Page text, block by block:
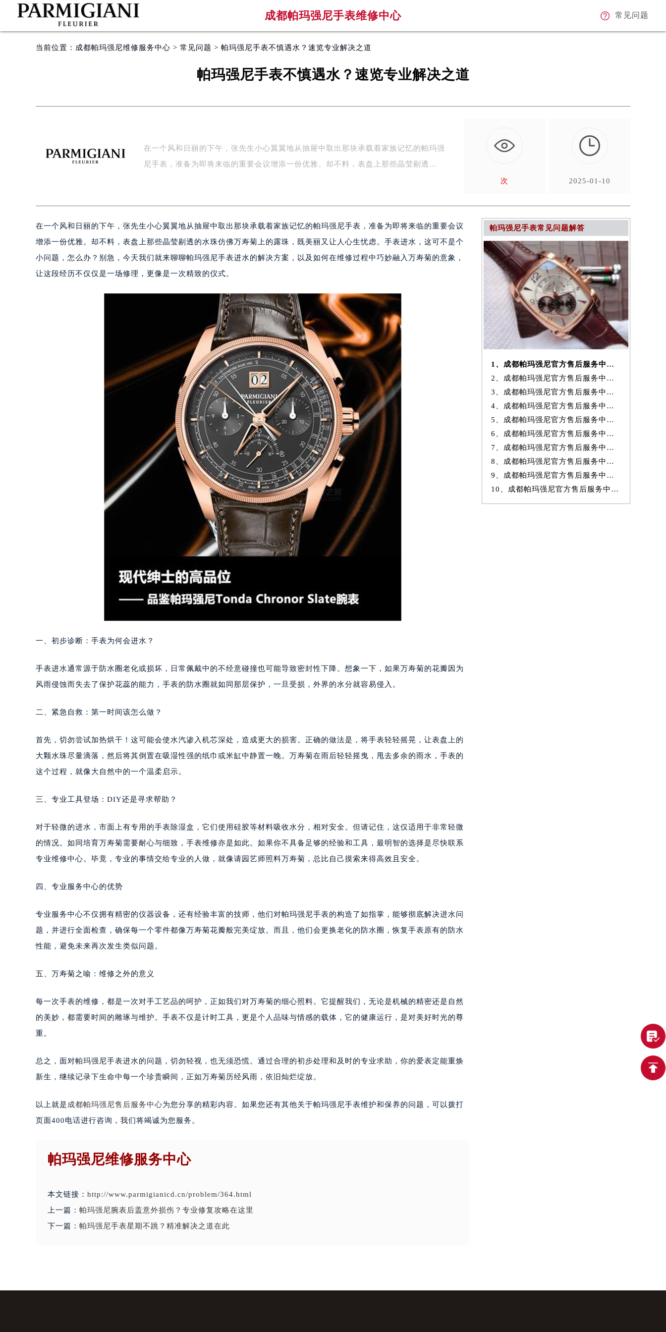
成都帕玛强尼手表维修中心 常见问题
当前位置： 成都帕玛强尼维修服务中心 > 常见问题 > 帕玛强尼手表不慎遇水？速览专业解决之道
帕玛强尼手表不慎遇水？速览专业解决之道
在一个风和日丽的下午，张先生小心翼翼地从抽屉中取出那块承载着家族记忆的帕玛强
尼手表，准备为即将来临的重要会议增添一份优雅。却不料，表盘上那些晶莹剔透…
次 2025-01-10
在一个风和日丽的下午，张先生小心翼翼地从抽屉中取出那块承载着家族记忆的帕玛强尼手表，准备为即将来临的重要会议
增添一份优雅。却不料，表盘上那些晶莹剔透的水珠仿佛万寿菊上的露珠，既美丽又让人心生忧虑。手表进水，这可不是个
小问题，怎么办？别急，今天我们就来聊聊帕玛强尼手表进水的解决方案，以及如何在维修过程中巧妙融入万寿菊的意象，
让这段经历不仅仅是一场修理，更像是一次精致的仪式。
一、初步诊断：手表为何会进水？
手表进水通常源于防水圈老化或损坏，日常佩戴中的不经意碰撞也可能导致密封性下降。想象一下，如果万寿菊的花瓣因为
风雨侵蚀而失去了保护花蕊的能力，手表的防水圈就如同那层保护，一旦受损，外界的水分就容易侵入。
二、紧急自救：第一时间该怎么做？
首先，切勿尝试加热烘干！这可能会使水汽渗入机芯深处，造成更大的损害。正确的做法是，将手表轻轻摇晃，让表盘上的
大颗水珠尽量滴落，然后将其倒置在吸湿性强的纸巾或米缸中静置一晚。万寿菊在雨后轻轻摇曳，甩去多余的雨水，手表的
这个过程，就像大自然中的一个温柔启示。
三、专业工具登场：DIY还是寻求帮助？
对于轻微的进水，市面上有专用的手表除湿盒，它们使用硅胶等材料吸收水分，相对安全。但请记住，这仅适用于非常轻微
的情况。如同培育万寿菊需要耐心与细致，手表维修亦是如此。如果你不具备足够的经验和工具，最明智的选择是尽快联系
专业维修中心。毕竟，专业的事情交给专业的人做，就像请园艺师照料万寿菊，总比自己摸索来得高效且安全。
四、专业服务中心的优势
专业服务中心不仅拥有精密的仪器设备，还有经验丰富的技师，他们对帕玛强尼手表的构造了如指掌，能够彻底解决进水问
题，并进行全面检查，确保每一个零件都像万寿菊花瓣般完美绽放。而且，他们会更换老化的防水圈，恢复手表原有的防水
性能，避免未来再次发生类似问题。
五、万寿菊之喻：维修之外的意义
每一次手表的维修，都是一次对手工艺品的呵护，正如我们对万寿菊的细心照料。它提醒我们，无论是机械的精密还是自然
的美妙，都需要时间的雕琢与维护。手表不仅是计时工具，更是个人品味与情感的载体，它的健康运行，是对美好时光的尊
重。
总之，面对帕玛强尼手表进水的问题，切勿轻视，也无须恐慌。通过合理的初步处理和及时的专业求助，你的爱表定能重焕
新生，继续记录下生命中每一个珍贵瞬间，正如万寿菊历经风雨，依旧灿烂绽放。
以上就是 成都帕玛强尼售后服务中心为您分享的精彩内容。如果您还有其他关于帕玛强尼手表维护和保养的问题，可以拨打
页面400电话进行咨询，我们将竭诚为您服务。
帕玛强尼维修服务中心
本文链接： http://www.parmigianicd.cn/problem/364.html
上一篇： 帕玛强尼腕表后盖意外损伤？专业修复攻略在这里
下一篇： 帕玛强尼手表星期不跳？精准解决之道在此
帕玛强尼手表常见问题解答
1、成都帕玛强尼官方售后服务中心｜地址与24小时服务电话权威信息公示
2、成都帕玛强尼官方售后服务中心｜全新热线及维修地址权威信息公示（20
3、成都帕玛强尼官方售后服务中心｜地址及官方联系电话权威信息公示（20
4、成都帕玛强尼官方售后服务中心｜最新维修地址及官方电话权威信息公
5、成都帕玛强尼官方售后服务中心｜网点地址与售后电话权威信息公示（20
6、成都帕玛强尼官方售后服务中心｜最新地址与客服电话权威信息公示（20
7、成都帕玛强尼官方售后服务中心｜官方电话和网点地址权威信息公示（20
8、成都帕玛强尼官方售后服务中心｜详细网点地址及热线权威信息公示（20
9、成都帕玛强尼官方售后服务中心｜详细网点地址与售后热线权威信息公
10、成都帕玛强尼官方售后服务中心｜全新地址及售后电话权威信息公示（20